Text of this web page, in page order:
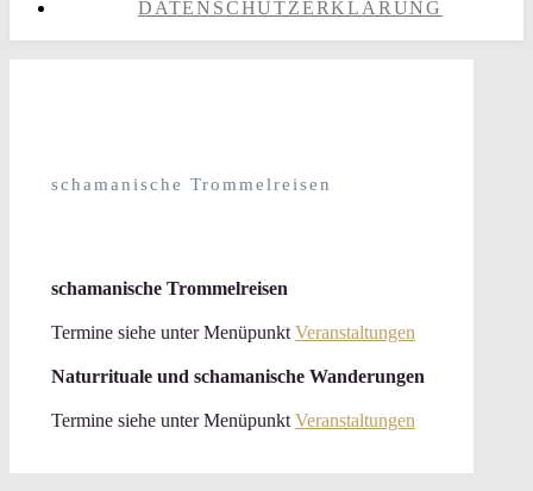
DATENSCHUTZERKLÄRUNG
schamanische Trommelreisen
schamanische Trommelreisen
Termine siehe unter Menüpunkt Veranstaltungen
Naturrituale und schamanische Wanderungen
Termine siehe unter Menüpunkt Veranstaltungen